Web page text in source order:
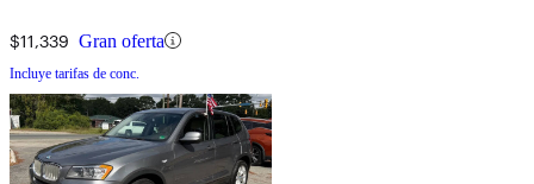
$11,339 Gran oferta
Incluye tarifas de conc.